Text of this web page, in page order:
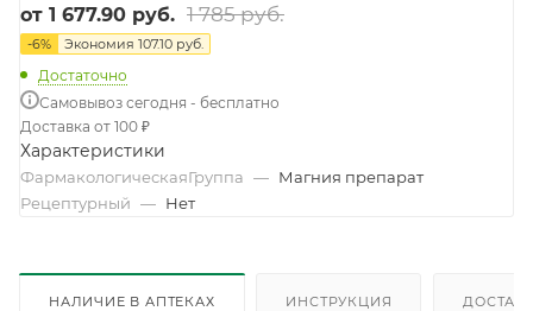
от 1 677.90 руб. 1 785 руб.
-6% Экономия 107.10 руб.
Достаточно
Самовывоз сегодня - бесплатно
Доставка от 100 ₽
Характеристики
ФармакологическаяГруппа — Магния препарат
Рецептурный — Нет
НАЛИЧИЕ В АПТЕКАХ ИНСТРУКЦИЯ